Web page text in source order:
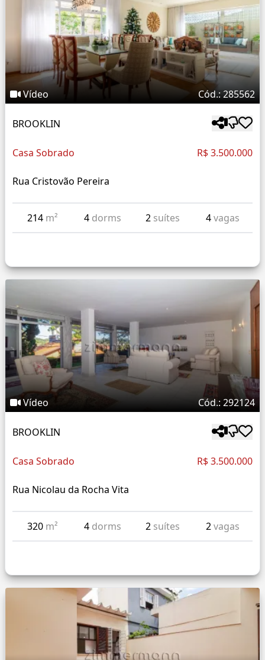
Vídeo Cód.: 285562
BROOKLIN
Casa Sobrado R$ 3.500.000
Rua Cristovão Pereira
214 m² 4 dorms 2 suítes 4vagas
Vídeo Cód.: 292124
BROOKLIN
Casa Sobrado R$ 3.500.000
Rua Nicolau da Rocha Vita
320 m² 4 dorms 2 suítes 2vagas